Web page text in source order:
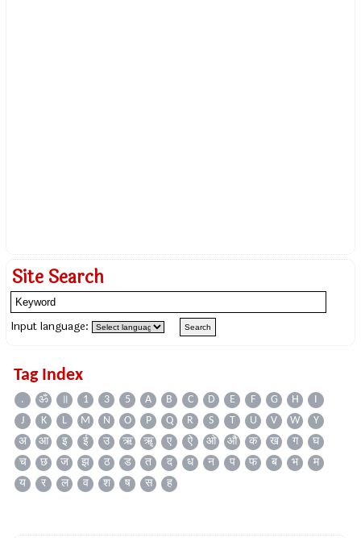
Site Search
Input language:
Tag Index
. ॐ ॥ 1 3 5 A B C D E F G H
I
J
K L M N O P Q R S T U V W
Y
अ
आ इ ई उ ऋ ॠ ए ऐ ओ औ क ख ग
घ
च
छ ज झ ठ ड त द ध न प फ ब भ
म
य
र ल व श ष स ह